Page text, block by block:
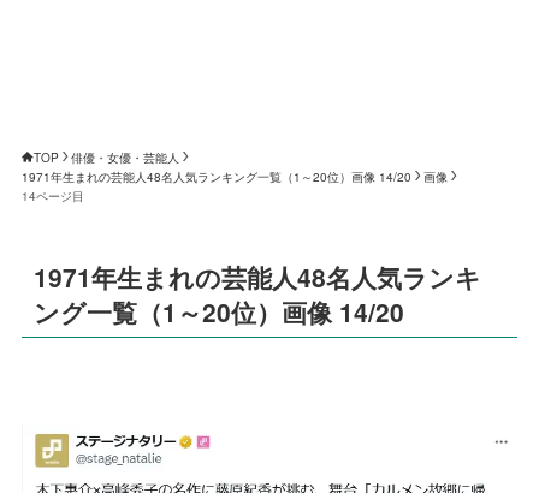
TOP
俳優・女優・芸能人
1971年生まれの芸能人48名人気ランキング一覧（1～20位）画像 14/20
画像
14ページ目
1971年生まれの芸能人48名人気ランキ
ング一覧（1～20位）画像 14/20